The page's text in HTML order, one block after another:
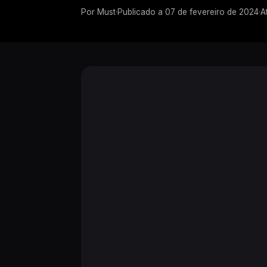
Por Must·Publicado a 07 de fevereiro de 2024·